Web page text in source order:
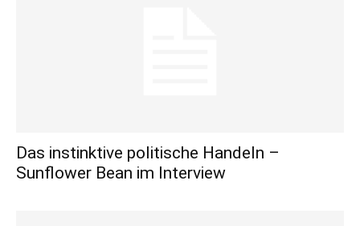
Das instinktive politische Handeln –
Sunflower Bean im Interview